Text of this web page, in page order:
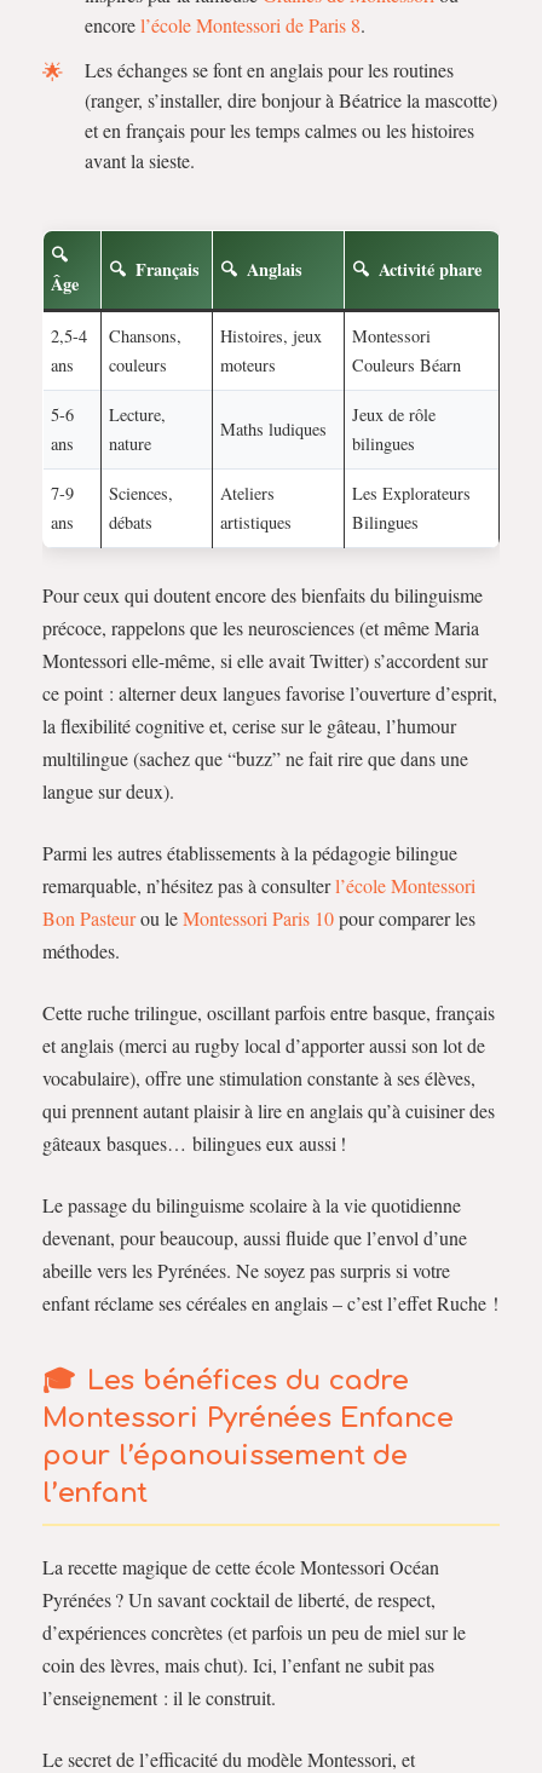
encorel’école Montessori de Paris 8.
Les échanges se font en anglais pour les routines
(ranger, s’installer, dire bonjour à Béatrice la mascotte)
et en français pour les temps calmes ou les histoires
avant la sieste.
Âge
Français Anglais Activité phare
2,5-4
ans
Chansons,
couleurs
Histoires, jeux
moteurs
Montessori
Couleurs Béarn
5-6
ans
Lecture,
nature
Maths ludiques
Jeux de rôle
bilingues
7-9
ans
Sciences,
débats
Ateliers
artistiques
Les Explorateurs
Bilingues
Pour ceux qui doutent encore des bienfaits du bilinguisme
précoce, rappelons que les neurosciences (et même Maria
Montessori elle-même, si elle avait Twitter) s’accordent sur
ce point : alterner deux langues favorise l’ouverture d’esprit,
la flexibilité cognitive et, cerise sur le gâteau, l’humour
multilingue (sachez que “buzz” ne fait rire que dans une
langue sur deux).
Parmi les autres établissements à la pédagogie bilingue
remarquable, n’hésitez pas à consulterl’école Montessori
Bon Pasteurou leMontessori Paris 10pour comparer les
méthodes.
Cette ruche trilingue, oscillant parfois entre basque, français
et anglais (merci au rugby local d’apporter aussi son lot de
vocabulaire), offre une stimulation constante à ses élèves,
qui prennent autant plaisir à lire en anglais qu’à cuisiner des
gâteaux basques… bilingues eux aussi !
Le passage du bilinguisme scolaire à la vie quotidienne
devenant, pour beaucoup, aussi fluide que l’envol d’une
abeille vers les Pyrénées. Ne soyez pas surpris si votre
enfant réclame ses céréales en anglais – c’est l’effet Ruche !
Les bénéfices du cadre
Montessori Pyrénées Enfance
pour l’épanouissement de
l’enfant
La recette magique de cette école Montessori Océan
Pyrénées ? Un savant cocktail de liberté, de respect,
d’expériences concrètes (et parfois un peu de miel sur le
coin des lèvres, mais chut). Ici, l’enfant ne subit pas
l’enseignement : il le construit.
Le secret de l’efficacité du modèle Montessori, et